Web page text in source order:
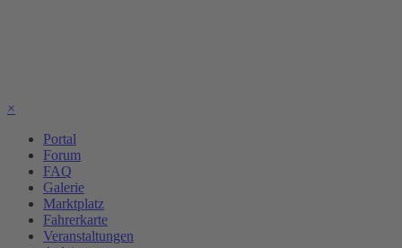
×
Portal
Forum
FAQ
Galerie
Marktplatz
Fahrerkarte
Veranstaltungen